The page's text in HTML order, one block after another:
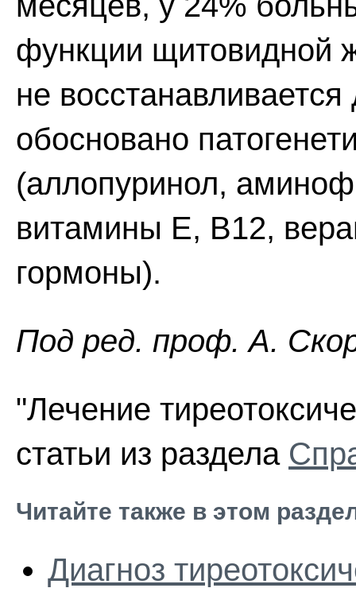
функции щитовидной
не
обосновано
(аллопуринол,
витамины Е, В12,
гормоны).
Пoд peд. проф. А.
"Лечение
статьи из раздела
Читайте также в этом
Диагноз